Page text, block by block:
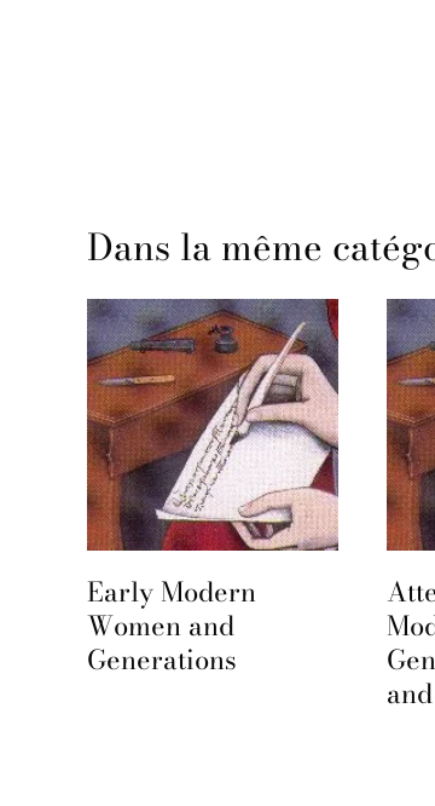
Dans la même
Attending to Early
Modern Women and
Gender: Resistance